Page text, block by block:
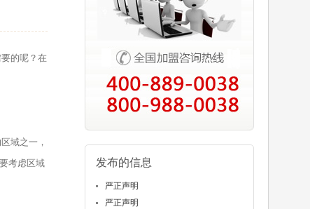
的呢？在
域之一，
考虑区域
发布的信息
严正声明
严正声明